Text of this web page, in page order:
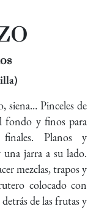
siena… Pinceles de
fondo y finos para
Planos y
jarra a su lado.
mezclas, trapos y
colocado con
de las frutas y